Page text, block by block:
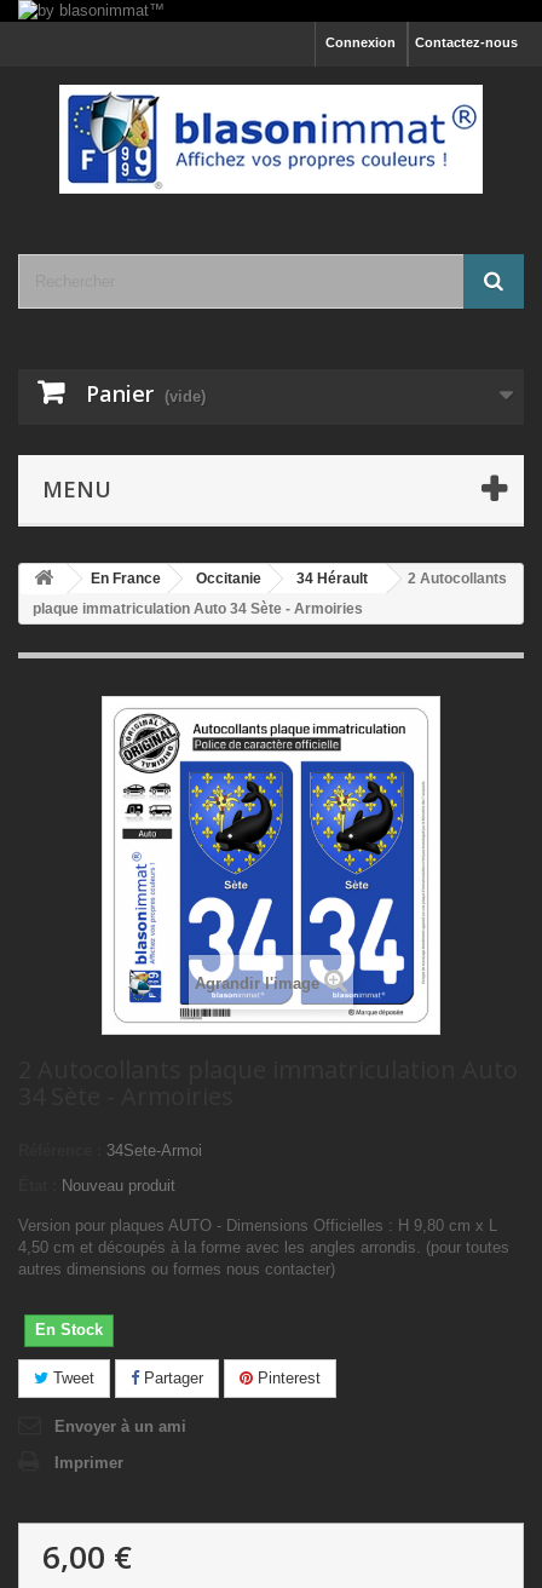
Contactez-nous
Connexion
Panier (vide)
MENU
En France Occitanie 34 Hérault
2 Autocollants
plaque immatriculation Auto 34 Sète - Armoiries
Agrandir l'image
34Sete-Armoi
Nouveau produit
Version pour plaques AUTO - Dimensions Officielles : H 9,80 cm x L
4,50 cm et découpés à la forme avec les angles arrondis. (pour toutes
autres dimensions ou formes nous contacter)
En Stock
Tweet Partager Pinterest
Envoyer à un ami
Imprimer
6,00 €